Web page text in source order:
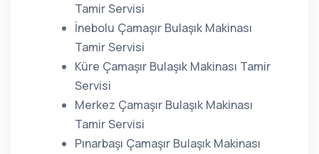
Tamir Servisi
İnebolu Çamaşır Bulaşık Makinası
Tamir Servisi
Küre Çamaşır Bulaşık Makinası Tamir
Servisi
Merkez Çamaşır Bulaşık Makinası
Tamir Servisi
Pınarbaşı Çamaşır Bulaşık Makinası